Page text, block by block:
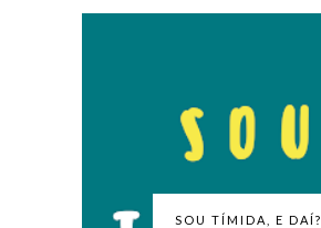
SOU TÍMIDA, E DAÍ?